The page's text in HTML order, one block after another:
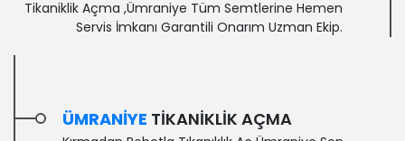
Tikaniklik Açma ,Ümraniye Tüm Semtlerine Hemen
Servis İmkanı Garantili Onarım Uzman Ekip.
ÜMRANIYE TIKANIKLIK AÇMA